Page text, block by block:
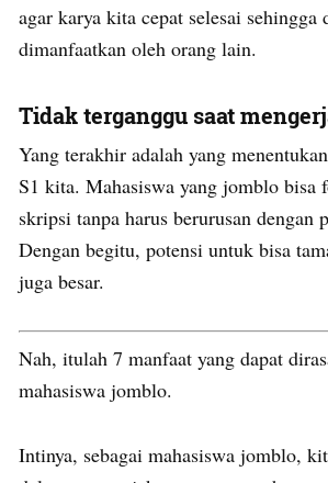
agar karya kita cepat selesai sehingga
dimanfaatkan oleh orang lain.
Tidak terganggu saat
Yang terakhir adalah yang
S1 kita. Mahasiswa yang jomblo bisa
skripsi tanpa harus berurusan dengan
Dengan begitu, potensi untuk bisa
juga besar.
Nah, itulah 7 manfaat yang dapat
mahasiswa jomblo.
Intinya, sebagai mahasiswa jomblo,